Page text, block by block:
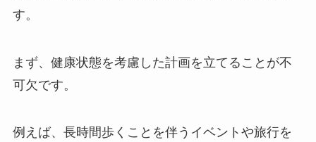
す。
まず、 健康状態を考慮した計画を立てる ことが不
可欠です。
例えば、長時間歩くことを伴うイベントや旅行を